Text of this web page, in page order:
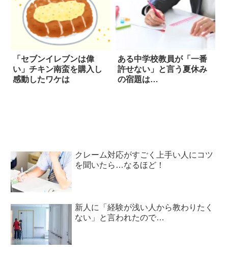
「セブンイレブンは偉
い」チキン南蛮を購入し
感動したワケは
ある中学校教員が「一番
許せない」と言う夏休み
の宿題は…
クレーム対応がすごく上手い人にコツ
を聞いたら…なるほど！
新人に「経験が浅い人から教わりたく
ない」と言われたので…